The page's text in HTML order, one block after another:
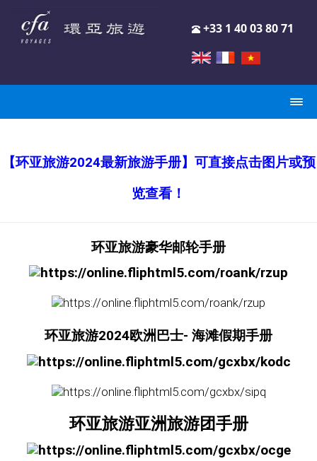
+33 1 40 03 80 71
【环亚旅游2024最新旅游手册】可直接点击图片或预
览查看！
环亚旅游豪华邮轮手册
环亚旅游2024欧洲巴士- 海滩假期手册
环亚旅游亚洲旅游团手册